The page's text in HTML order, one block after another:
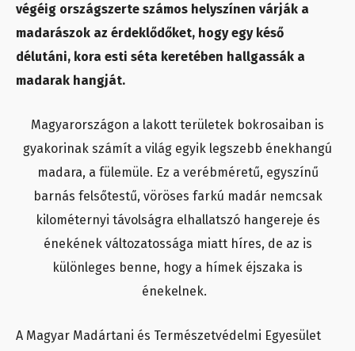
végéig országszerte számos helyszínen várják a
madarászok az érdeklődőket, hogy egy késő
délutáni, kora esti séta keretében hallgassák a
madarak hangját.
Magyarországon a lakott területek bokrosaiban is
gyakorinak számít a világ egyik legszebb énekhangú
madara, a fülemüle. Ez a verébméretű, egyszínű
barnás felsőtestű, vöröses farkú madár nemcsak
kilométernyi távolságra elhallatszó hangereje és
énekének változatossága miatt híres, de az is
különleges benne, hogy a hímek éjszaka is
énekelnek.
A Magyar Madártani és Természetvédelmi Egyesület